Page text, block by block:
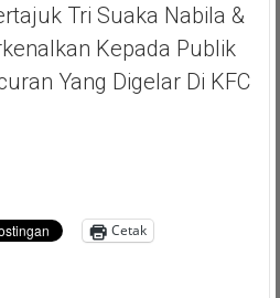
Tri Suaka Nabila &
Kepada Publik
Yang Digelar Di KFC
Cetak